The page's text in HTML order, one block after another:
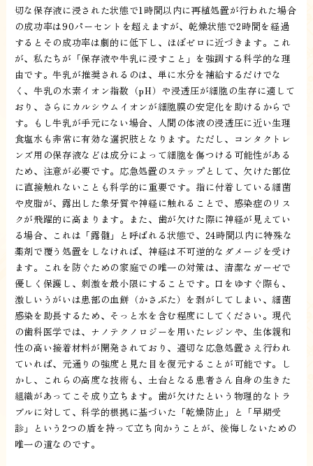
切な保存液に浸された状態で1時間以内に再植処置が行われた場合
の成功率は90パーセントを超えますが、乾燥状態で2時間を経過
するとその成功率は劇的に低下し、ほぼゼロに近づきます。これ
が、私たちが「保存液や牛乳に浸すこと」を強調する科学的な理
由です。牛乳が推奨されるのは、単に水分を補給するだけでな
く、牛乳の水素イオン指数（pH）や浸透圧が細胞の生存に適して
おり、さらにカルシウムイオンが細胞膜の安定化を助けるからで
す。もし牛乳が手元にない場合、人間の体液の浸透圧に近い生理
食塩水も非常に有効な選択肢となります。ただし、コンタクトレ
ンズ用の保存液などは成分によって細胞を傷つける可能性がある
ため、注意が必要です。応急処置のステップとして、欠けた部位
に直接触れないことも科学的に重要です。指に付着している細菌
や皮脂が、露出した象牙質や神経に触れることで、感染症のリス
クが飛躍的に高まります。また、歯が欠けた際に神経が見えてい
る場合、これは「露髄」と呼ばれる状態で、24時間以内に特殊な
薬剤で覆う処置をしなければ、神経は不可逆的なダメージを受け
ます。これを防ぐための家庭での唯一の対策は、清潔なガーゼで
優しく保護し、刺激を最小限にすることです。口をゆすぐ際も、
激しいうがいは患部の血餅（かさぶた）を剥がしてしまい、細菌
感染を助長するため、そっと水を含む程度にしてください。現代
の歯科医学では、ナノテクノロジーを用いたレジンや、生体親和
性の高い接着材料が開発されており、適切な応急処置さえ行われ
ていれば、元通りの強度と見た目を復元することが可能です。し
かし、これらの高度な技術も、土台となる患者さん自身の生きた
組織があってこそ成り立ちます。歯が欠けたという物理的なトラ
ブルに対して、科学的根拠に基づいた「乾燥防止」と「早期受
診」という2つの盾を持って立ち向かうことが、後悔しないための
唯一の道なのです。